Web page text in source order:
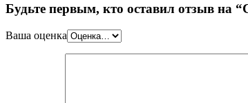
Будьте первым, кто оставил отзыв на
Ваша оценка